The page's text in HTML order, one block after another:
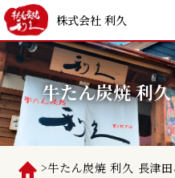
株式会社 利久
牛たん炭焼 利
>牛たん炭焼 利久 長津